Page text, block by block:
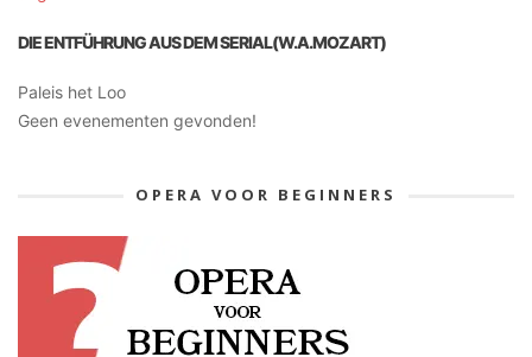
DIE ENTFÜHRUNG AUS DEM SERIAL(W.A.MOZART)
Paleis het Loo
Geen evenementen gevonden!
OPERA VOOR BEGINNERS